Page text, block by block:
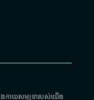
ងកាយសម្បទារបស់យើង